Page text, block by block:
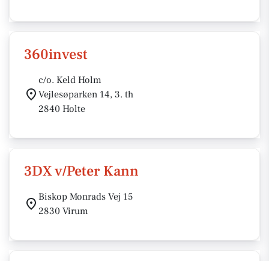
360invest
c/o. Keld Holm
Vejlesøparken 14, 3. th
2840 Holte
3DX v/Peter Kann
Biskop Monrads Vej 15
2830 Virum